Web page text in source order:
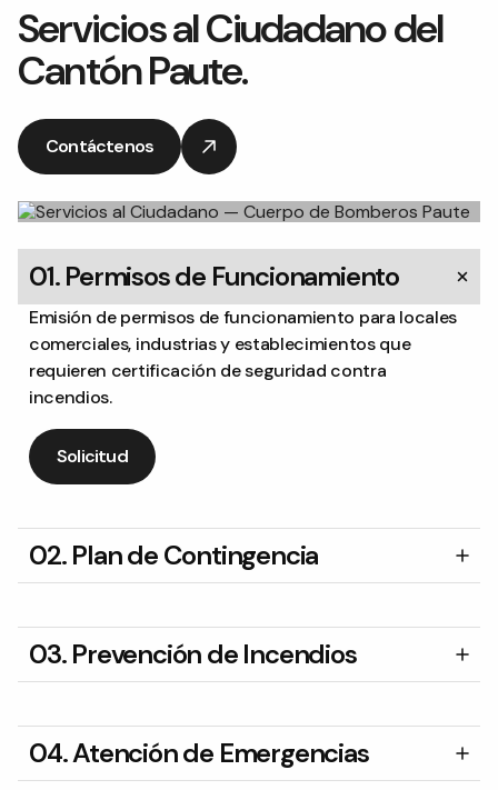
Servicios al Ciudadano del
Cantón Paute.
Contáctenos
01. Permisos de Funcionamiento
Emisión de permisos de funcionamiento para locales
comerciales, industrias y establecimientos que
requieren certificación de seguridad contra
incendios.
Solicitud
02. Plan de Contingencia
03. Prevención de Incendios
04. Atención de Emergencias